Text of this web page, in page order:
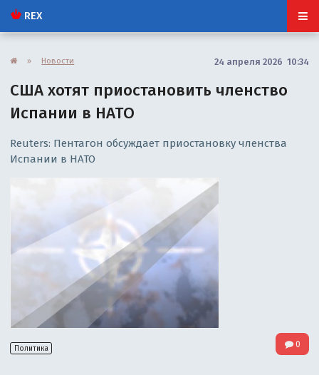
REX
» Новости 24 апреля 2026 10:34
США хотят приостановить членство
Испании в НАТО
Reuters: Пентагон обсуждает приостановку членства
Испании в НАТО
Политика 0